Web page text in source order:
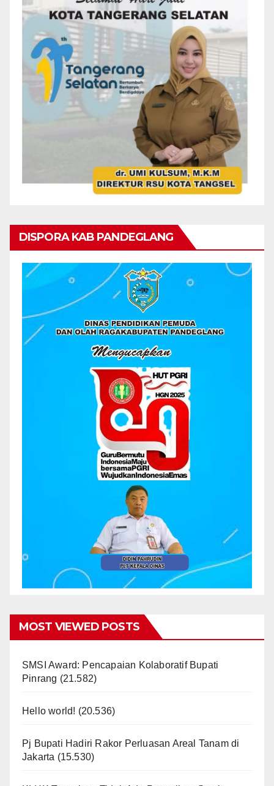
DISPORA KAB PANDEGLANG
MOST VIEWED POSTS
SMSI Award: Pencapaian Kolaboratif Bupati
Pinrang (21.582)
Hello world! (20.536)
Pj Bupati Hadiri Rakor Perluasan Areal Tanam di
Jakarta (15.530)